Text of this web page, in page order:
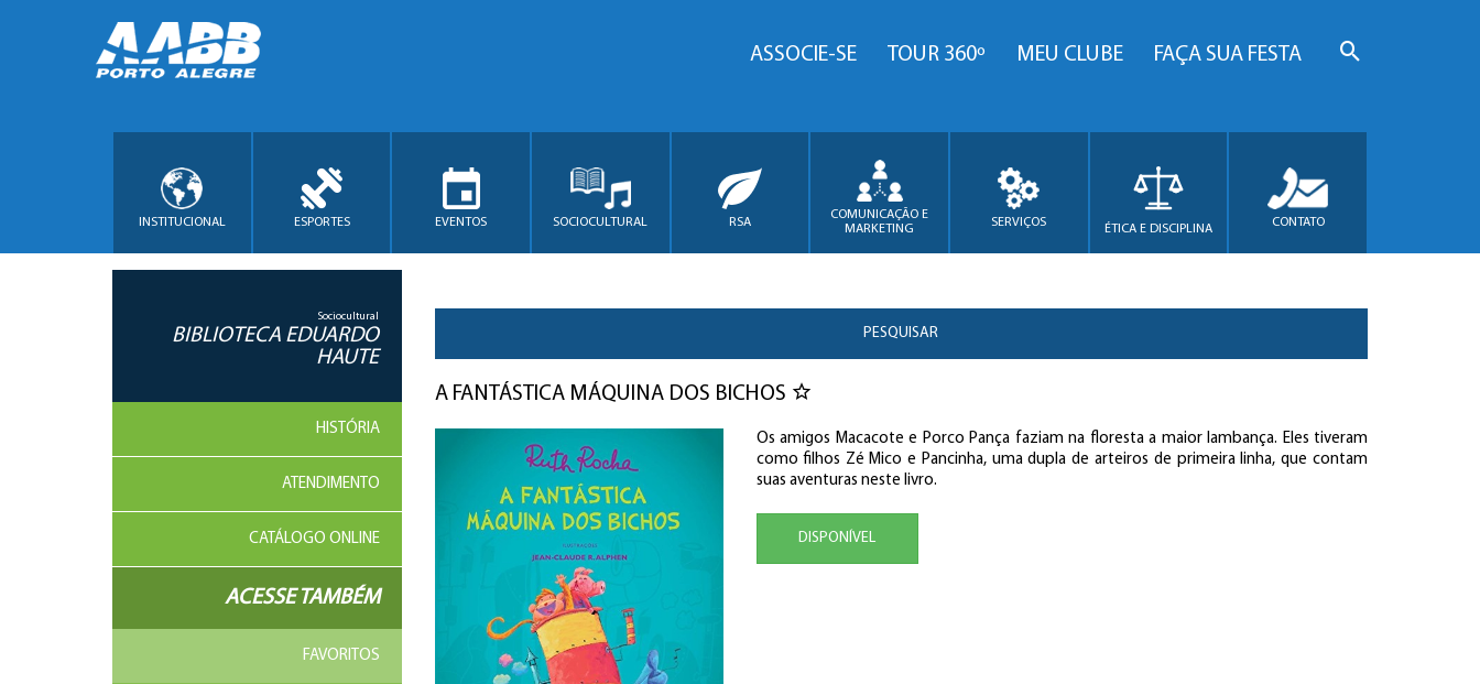
ASSOCIE-SE TOUR 360º MEU CLUBE FAÇA SUA FESTA
INSTITUCIONAL ESPORTES EVENTOS SOCIOCULTURAL RSA
COMUNICAÇÃO E
MARKETING
SERVIÇOS ÉTICA E DISCIPLINA CONTATO
Sociocultural
BIBLIOTECA EDUARDO
HAUTE
HISTÓRIA
ATENDIMENTO
CATÁLOGO ONLINE
ACESSE TAMBÉM
FAVORITOS
PESQUISAR
A FANTÁSTICA MÁQUINA DOS BICHOS
Os amigos Macacote e Porco Pança faziam na floresta a maior lambança. Eles tiveram
como filhos Zé Mico e Pancinha, uma dupla de arteiros de primeira linha, que contam
suas aventuras neste livro.
DISPONÍVEL